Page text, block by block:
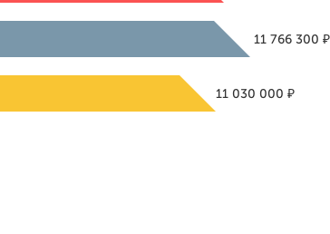
11 766 300₽
11 030 000 ₽